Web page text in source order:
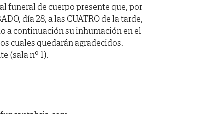
funeral de cuerpo presente que, por
día 28, a las CUATRO de la tarde,
a continuación su inhumación en el
cuales quedarán agradecidos.
(sala nº 1).